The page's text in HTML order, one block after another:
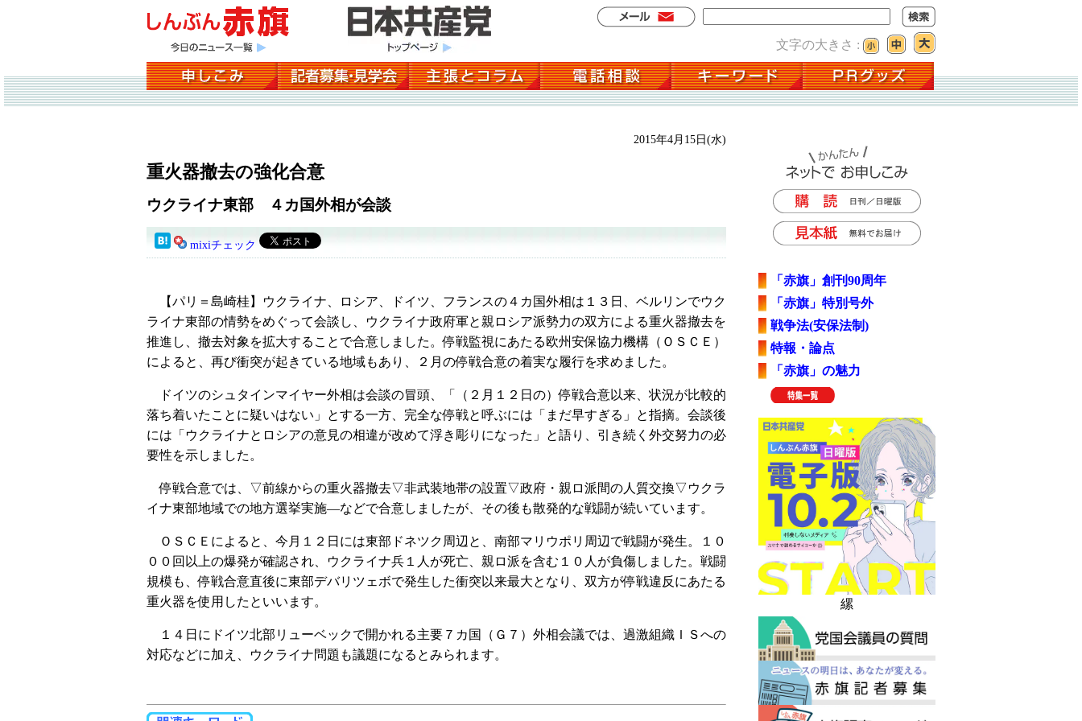
文字の大きさ :
2015年4月15日(水)
重火器撤去の強化合意
ウクライナ東部 ４カ国外相が会談
mixiチェック
【パリ＝島崎桂】ウクライナ、ロシア、ドイツ、フランスの４カ国外相は１３日、ベルリンでウク
ライナ東部の情勢をめぐって会談し、ウクライナ政府軍と親ロシア派勢力の双方による重火器撤去を
推進し、撤去対象を拡大することで合意しました。停戦監視にあたる欧州安保協力機構（ＯＳＣＥ）
によると、再び衝突が起きている地域もあり、２月の停戦合意の着実な履行を求めました。
ドイツのシュタインマイヤー外相は会談の冒頭、「（２月１２日の）停戦合意以来、状況が比較的
落ち着いたことに疑いはない」とする一方、完全な停戦と呼ぶには「まだ早すぎる」と指摘。会談後
には「ウクライナとロシアの意見の相違が改めて浮き彫りになった」と語り、引き続く外交努力の必
要性を示しました。
停戦合意では、▽前線からの重火器撤去▽非武装地帯の設置▽政府・親ロ派間の人質交換▽ウクラ
イナ東部地域での地方選挙実施―などで合意しましたが、その後も散発的な戦闘が続いています。
ＯＳＣＥによると、今月１２日には東部ドネツク周辺と、南部マリウポリ周辺で戦闘が発生。１０
００回以上の爆発が確認され、ウクライナ兵１人が死亡、親ロ派を含む１０人が負傷しました。戦闘
規模も、停戦合意直後に東部デバリツェボで発生した衝突以来最大となり、双方が停戦違反にあたる
重火器を使用したといいます。
１４日にドイツ北部リューベックで開かれる主要７カ国（Ｇ７）外相会議では、過激組織ＩＳへの
対応などに加え、ウクライナ問題も議題になるとみられます。
「赤旗」創刊90周年
「赤旗」特別号外
戦争法(安保法制)
特報・論点
「赤旗」の魅力
縲